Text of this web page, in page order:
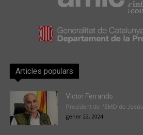
Articles populars
Victor Ferrando
President de l'EMD de Jesús
gener 22, 2024